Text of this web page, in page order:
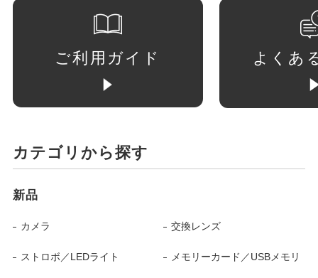
ご利用ガイド よくあ
カテゴリから探す
新品
カメラ 交換レンズ
ストロボ／LEDライト メモリーカード／USBメモリ